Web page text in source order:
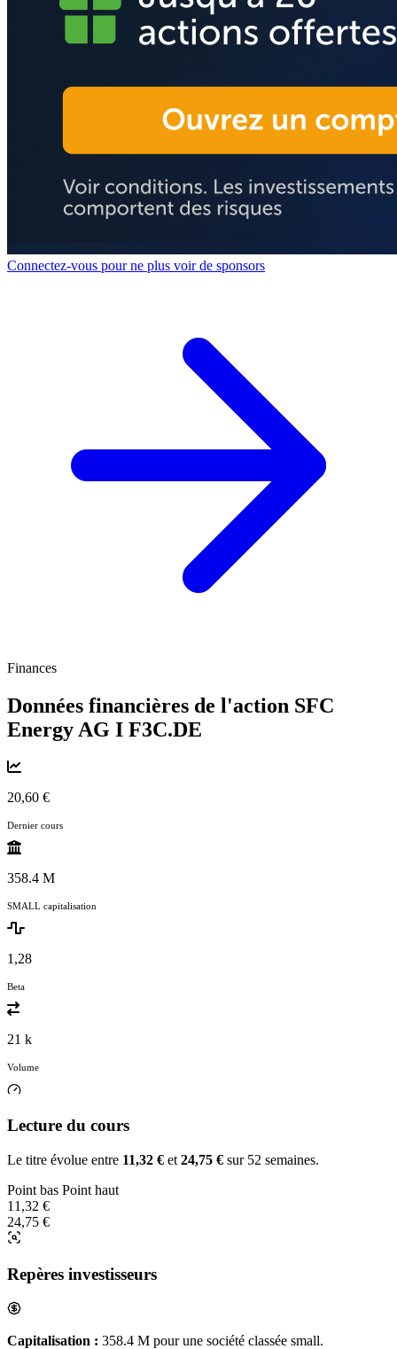
Connectez-vous pour ne plus voir de sponsors
Finances
Données financières de l'action SFC
Energy AG I F3C.DE
20,60 €
Dernier cours
358.4 M
SMALL capitalisation
1,28
Beta
21 k
Volume
Lecture du cours
Le titre évolue entre 11,32 € et 24,75 € sur 52 semaines.
Point bas Point haut
11,32 €
24,75 €
Repères investisseurs
Capitalisation : 358.4 M pour une société classée small.